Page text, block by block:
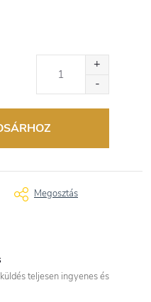
Megosztás
teljesen ingyenes és